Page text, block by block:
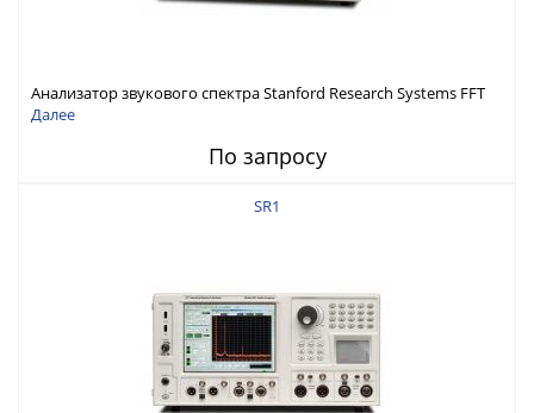
Анализатор звукового спектра Stanford Research Systems FFT
SR770
Далее
По запросу
SR1